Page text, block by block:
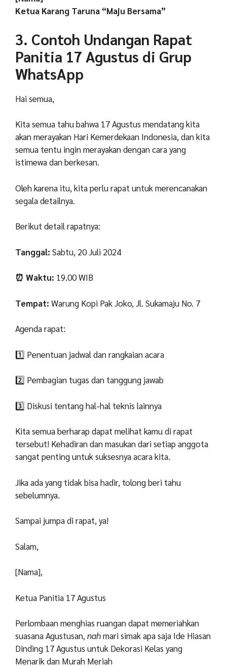
Ketua Karang Taruna “Maju Bersama”
3. Contoh Undangan Rapat
Panitia 17 Agustus di Grup
WhatsApp
Hai semua, ️
Kita semua tahu bahwa 17 Agustus mendatang kita
akan merayakan Hari Kemerdekaan Indonesia, dan kita
semua tentu ingin merayakan dengan cara yang
istimewa dan berkesan.
Oleh karena itu, kita perlu rapat untuk merencanakan
segala detailnya.
Berikut detail rapatnya:
Tanggal: Sabtu, 20 Juli 2024
⏰ Waktu: 19.00 WIB
Tempat: Warung Kopi Pak Joko, Jl. Sukamaju No. 7
Agenda rapat:
1️⃣ Penentuan jadwal dan rangkaian acara
2️⃣ Pembagian tugas dan tanggung jawab
3️⃣ Diskusi tentang hal-hal teknis lainnya
Kita semua berharap dapat melihat kamu di rapat
tersebut! Kehadiran dan masukan dari setiap anggota
sangat penting untuk suksesnya acara kita.
Jika ada yang tidak bisa hadir, tolong beri tahu
sebelumnya.
Sampai jumpa di rapat, ya!
Salam,
[Nama],
Ketua Panitia 17 Agustus
Perlombaan menghias ruangan dapat memeriahkan
suasana Agustusan, nahmari simak apa saja Ide Hiasan
Dinding 17 Agustus untuk Dekorasi Kelas yang
Menarik dan Murah Meriah